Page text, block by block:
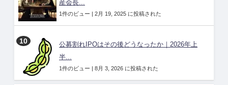
産会長...
1件のビュー | 2月 19, 2025 に投稿された
公募割れIPOはその後どうなったか｜2026年上
半...
1件のビュー | 8月 3, 2026 に投稿された